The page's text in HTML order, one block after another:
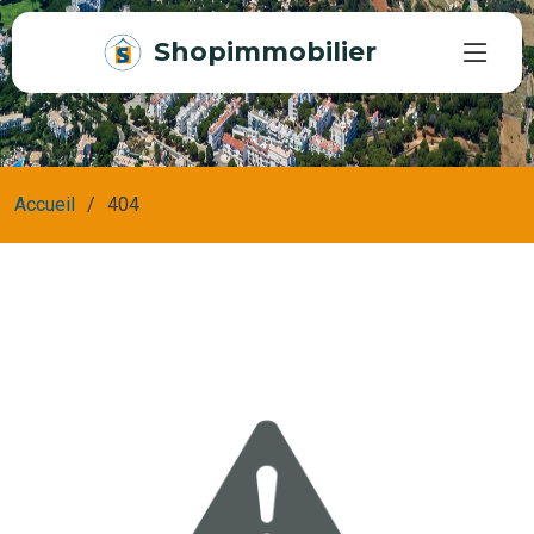
Shopimmobilier
Accueil 404